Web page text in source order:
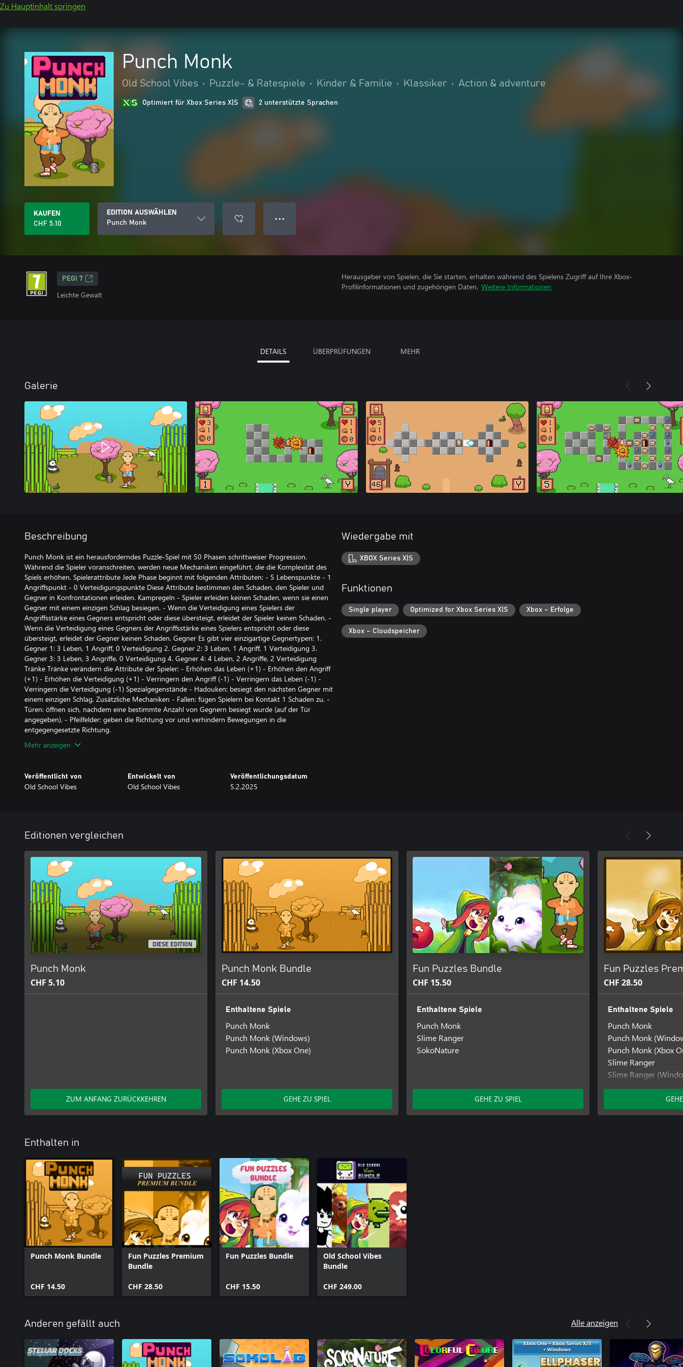
Zu Hauptinhalt springen
Punch Monk
Old School Vibes • Puzzle- & Ratespiele • Kinder & Familie • Klassiker • Action & adventure
Optimiert für Xbox Series X|S 2 unterstützte Sprachen
KAUFEN
CHF 5.10
EDITION AUSWÄHLEN
Punch Monk
● ● ●
PEGI 7
Leichte Gewalt
Herausgeber von Spielen, die Sie starten, erhalten während des Spielens Zugriff auf Ihre Xbox-
Profilinformationen und zugehörigen Daten. Weitere Informationen
DETAILS ÜBERPRÜFUNGEN MEHR
Galerie
Beschreibung
Punch Monk ist ein herausforderndes Puzzle-Spiel mit 50 Phasen schrittweiser Progression.
Während die Spieler voranschreiten, werden neue Mechaniken eingeführt, die die Komplexität des
Spiels erhöhen. Spielerattribute Jede Phase beginnt mit folgenden Attributen: - 5 Lebenspunkte - 1
Angriffspunkt - 0 Verteidigungspunkte Diese Attribute bestimmen den Schaden, den Spieler und
Gegner in Konfrontationen erleiden. Kampregeln - Spieler erleiden keinen Schaden, wenn sie einen
Gegner mit einem einzigen Schlag besiegen. - Wenn die Verteidigung eines Spielers der
Angriffsstärke eines Gegners entspricht oder diese übersteigt, erleidet der Spieler keinen Schaden. -
Wenn die Verteidigung eines Gegners der Angriffsstärke eines Spielers entspricht oder diese
übersteigt, erleidet der Gegner keinen Schaden. Gegner Es gibt vier einzigartige Gegnertypen: 1.
Gegner 1: 3 Leben, 1 Angriff, 0 Verteidigung 2. Gegner 2: 3 Leben, 1 Angriff, 1 Verteidigung 3.
Gegner 3: 3 Leben, 3 Angriffe, 0 Verteidigung 4. Gegner 4: 4 Leben, 2 Angriffe, 2 Verteidigung
Tränke Tränke verändern die Attribute der Spieler: - Erhöhen das Leben (+1) - Erhöhen den Angriff
(+1) - Erhöhen die Verteidigung (+1) - Verringern den Angriff (-1) - Verringern das Leben (-1) -
Verringern die Verteidigung (-1) Spezialgegenstände - Hadouken: besiegt den nächsten Gegner mit
einem einzigen Schlag. Zusätzliche Mechaniken - Fallen: fügen Spielern bei Kontakt 1 Schaden zu. -
Türen: öffnen sich, nachdem eine bestimmte Anzahl von Gegnern besiegt wurde (auf der Tür
angegeben). - Pfeilfelder: geben die Richtung vor und verhindern Bewegungen in die
entgegengesetzte Richtung.
Mehr anzeigen
Veröffentlicht von
Old School Vibes
Entwickelt von
Old School Vibes
Veröffentlichungsdatum
5.2.2025
Wiedergabe mit
XBOX Series X|S
Funktionen
Single player Optimized for Xbox Series X|S Xbox – Erfolge
Xbox – Cloudspeicher
Editionen vergleichen
DIESE EDITION
Punch Monk
CHF 5.10
ZUM ANFANG ZURÜCKKEHREN
Punch Monk Bundle
CHF 14.50
Enthaltene Spiele
Punch Monk
Punch Monk (Windows)
Punch Monk (Xbox One)
GEHE ZU SPIEL
Fun Puzzles Bundle
CHF 15.50
Enthaltene Spiele
Punch Monk
Slime Ranger
SokoNature
GEHE ZU SPIEL
Fun Puzzles
CHF 28.50
Enthaltene Spiele
Punch Monk
Punch Monk
Punch Monk (Xbox
Slime Ranger
Slime Ranger
SokoNature
Enthalten in
Punch Monk Bundle
CHF 14.50
Fun Puzzles Premium
Bundle
CHF 28.50
Fun Puzzles Bundle
CHF 15.50
Old School Vibes
Bundle
CHF 249.00
Anderen gefällt auch Alle anzeigen